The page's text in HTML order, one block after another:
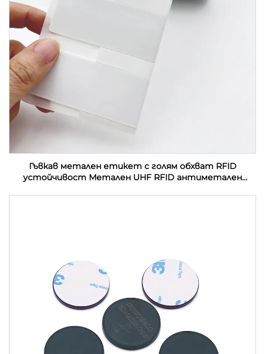
Гъвкав метален етикет с голям обхват RFID
устойчивост Метален UHF RFID антиметален